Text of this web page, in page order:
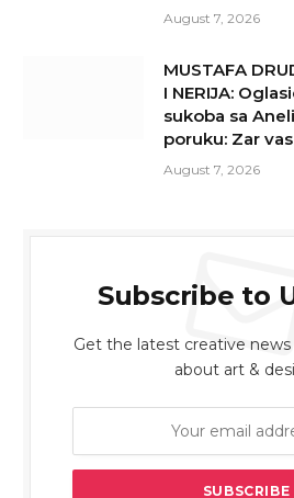
August 7, 2026
MUSTAFA
I NERIJA:
sukoba sa
poruku: Zar
August 7, 2026
Subscribe to
Get the latest creative
about art &